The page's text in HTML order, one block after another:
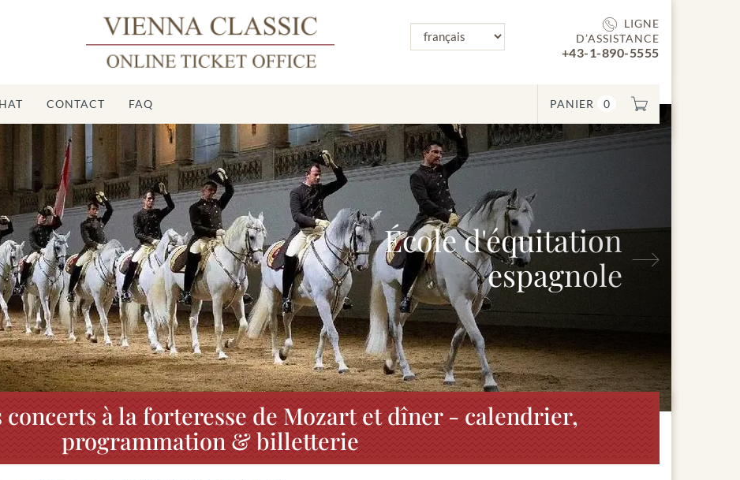
LIGNE
D’ASSISTANCE
+43-1-890-5555
PANIER 0
CONTACT FAQ
à la forteresse de Mozart et dîner - calendrier,
programmation & billetterie